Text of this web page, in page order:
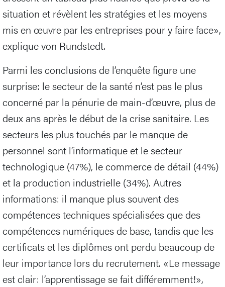
situation et révèlent les stratégies et les moyens
mis en œuvre par les entreprises pour y faire face»,
explique von Rundstedt.
Parmi les conclusions de l’enquête figure une
surprise: le secteur de la santé n’est pas le plus
concerné par la pénurie de main-d’œuvre, plus de
deux ans après le début de la crise sanitaire. Les
secteurs les plus touchés par le manque de
personnel sont l’informatique et le secteur
technologique (47%), le commerce de détail (44%)
et la production industrielle (34%). Autres
informations: il manque plus souvent des
compétences techniques spécialisées que des
compétences numériques de base, tandis que les
certificats et les diplômes ont perdu beaucoup de
leur importance lors du recrutement. «Le message
est clair: l’apprentissage se fait différemment!»,